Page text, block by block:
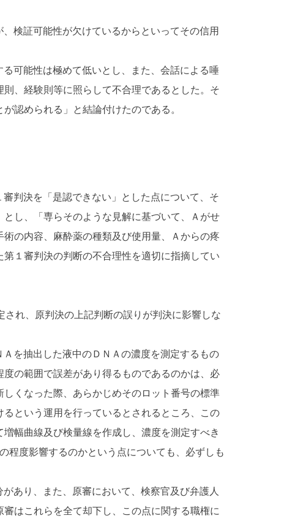
検証可能性が欠けているからといってその信用
可能性は極めて低いとし、また、会話による唾
、経験則等に照らして不合理であるとした。そ
認められる」と結論付けたのである。
決を「是認できない」とした点について、そ
し、「専らそのような見解に基づいて、Ａがせ
の内容、麻酔薬の種類及び使用量、Ａからの疼
１審判決の判断の不合理性を適切に指摘してい
れ、原判決の上記判断の誤りが判決に影響しな
を抽出した液中のＤＮＡの濃度を測定するもの
の範囲で誤差があり得るものであるのかは、必
くなった際、あらかじめそのロット番号の標準
という運用を行っているとされるところ、この
幅曲線及び検量線を作成し、濃度を測定すべき
程度影響するのかという点についても、必ずしも
あり、また、原審において、検察官及び弁護人
はこれらを全て却下し、この点に関する職権に